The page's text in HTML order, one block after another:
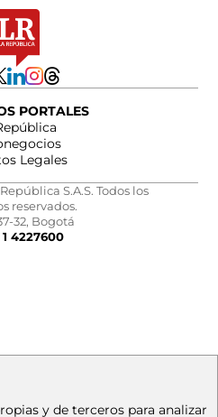
PORTALES
Legales
S.A.S. Todos los
reservados.
32, Bogotá
1 4227600
y de terceros para analizar